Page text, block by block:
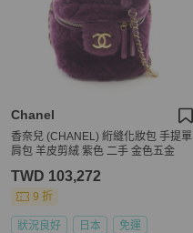
Chanel
香奈兒 (CHANEL) 絎縫化妝包 手提單
肩包 羊皮剪絨 紫色 二手 金色五金
TWD 103,272
9 折
狀況良好 日本 免運